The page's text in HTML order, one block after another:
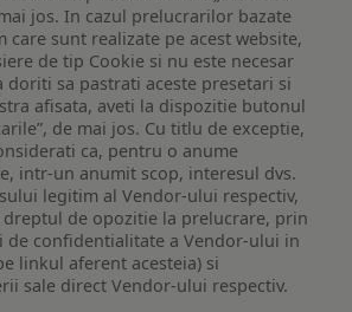
jos. In cazul prelucrarilor bazate
care sunt realizate pe acest website,
de tip Cookie si nu este necesar
doriti sa pastrati aceste presetari si
afisata, aveti la dispozitie butonul
de mai jos. Cu titlu de exceptie,
ca, pentru o anume
intr-un anumit scop, interesul dvs.
legitim al Vendor-ului respectiv,
de opozitie la prelucrare, prin
de confidentialitate a Vendor-ului in
linkul aferent acesteia) si
sale direct Vendor-ului respectiv.